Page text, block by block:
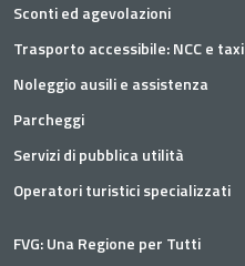
Sconti ed agevolazioni
Trasporto accessibile: NCC e taxi
Noleggio ausili e assistenza
Parcheggi
Servizi di pubblica utilità
Operatori turistici specializzati
FVG: Una Regione per Tutti